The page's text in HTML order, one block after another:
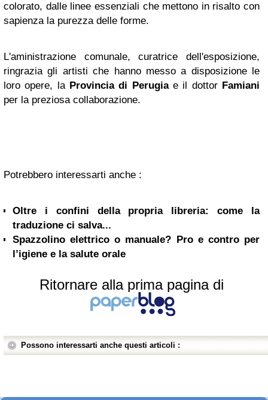
colorato, dalle linee essenziali che mettono in risalto con
sapienza la purezza delle forme.
L'aministrazione comunale, curatrice dell'esposizione,
ringrazia gli artisti che hanno messo a disposizione le
loro opere, la Provincia di Perugiae il dottor Famiani
per la preziosa collaborazione.
Potrebbero interessarti anche :
Oltre i confini della propria libreria: come la
traduzione ci salva...
Spazzolino elettrico o manuale? Pro e contro per
l’igiene e la salute orale
Ritornare alla prima pagina di
Possono interessarti anche questi articoli :